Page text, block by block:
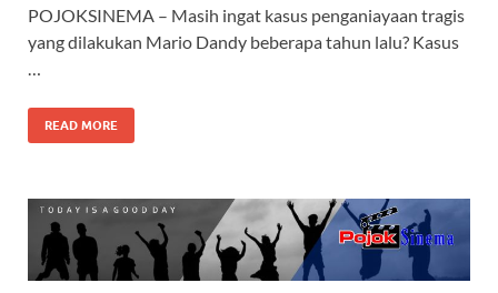
POJOKSINEMA – Masih ingat kasus penganiayaan tragis
yang dilakukan Mario Dandy beberapa tahun lalu? Kasus
…
READ MORE